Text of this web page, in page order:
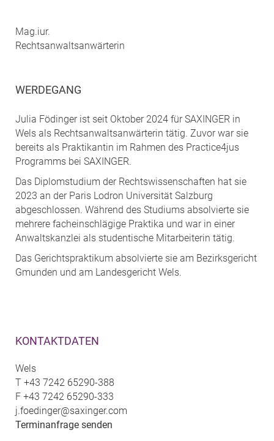
KONTAKTDATEN
Wels
T +43 7242 65290-388
F +43 7242 65290-333
j.foedinger@saxinger.com
Terminanfrage senden
Mag.iur.
Rechtsanwaltsanwärterin
WERDEGANG
Julia Födinger ist seit Oktober 2024 für SAXINGER in
Wels als Rechtsanwaltsanwärterin tätig. Zuvor war sie
bereits als Praktikantin im Rahmen des Practice4jus
Programms bei SAXINGER.
Das Diplomstudium der Rechtswissenschaften hat sie
2023 an der Paris Lodron Universität Salzburg
abgeschlossen. Während des Studiums absolvierte sie
mehrere facheinschlägige Praktika und war in einer
Anwaltskanzlei als studentische Mitarbeiterin tätig.
Das Gerichtspraktikum absolvierte sie am Bezirksgericht
Gmunden und am Landesgericht Wels.